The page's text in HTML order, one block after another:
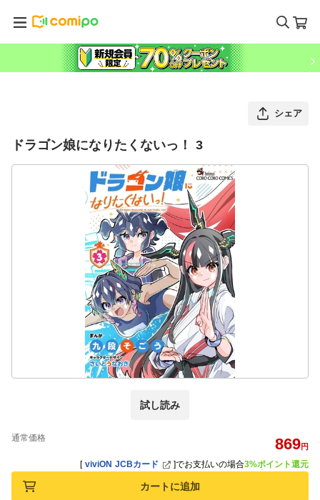
シェア
ドラゴン娘になりたくないっ！ 3
試し読み
通常価格 869円
[ viviON JCBカード ]でお支払いの場合3%ポイント還元
カートに追加